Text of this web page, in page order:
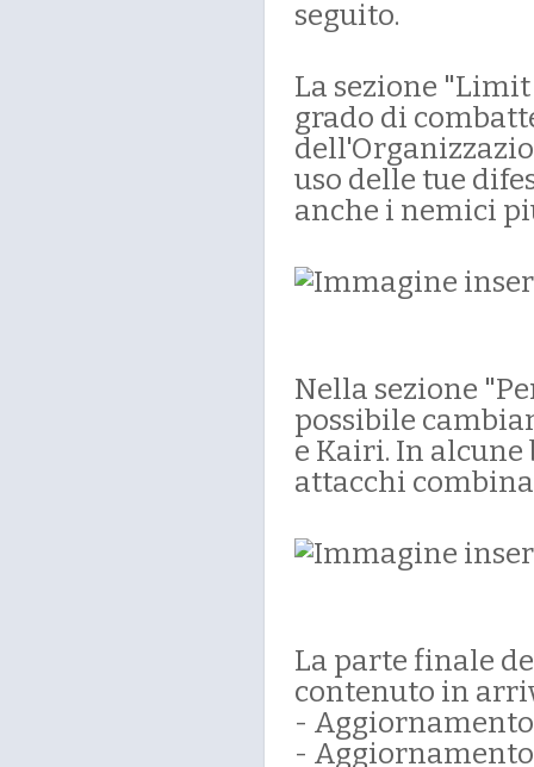
seguito.
La sezione
grado di
uso delle tue
anche i nemici
Nella sezione
possibile
e Kairi. In
attacchi
La parte finale
contenuto in
-
-